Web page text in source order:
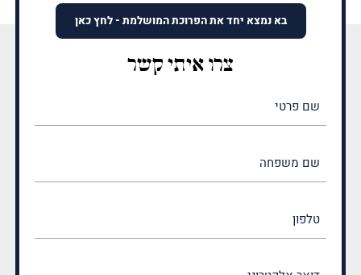
בא נמצא יחד את הפרוכת המושלמת - לחץ כאן
צרו איתי קשר
(חובה)
(חובה)